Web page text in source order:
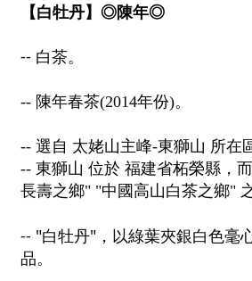
【白牡丹】◎陳年◎
-- 白茶。
-- 陳年春茶(2014年份)。
-- 選自 太姥山主峰-東獅山 所在
-- 東獅山 位於 福建省柘榮縣，
長壽之鄉" "中國高山白茶之鄉"
-- "白牡丹" ，以綠葉夾銀白色毫
品。